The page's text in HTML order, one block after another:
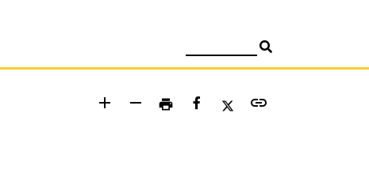
add remove print link